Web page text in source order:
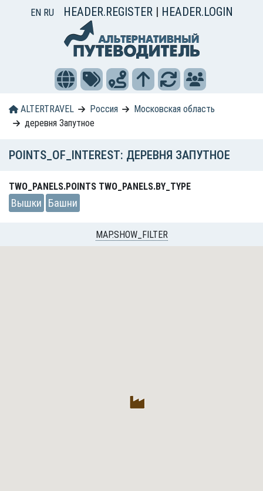
EN RU HEADER.REGISTER | HEADER.LOGIN
ALTERTRAVEL Россия
Московская область
деревня Запутное
POINTS_OF_INTEREST: ДЕРЕВНЯ ЗАПУТНОЕ
TWO_PANELS.POINTS TWO_PANELS.BY_TYPE
Вышки Башни
MAP.SHOW_FILTER